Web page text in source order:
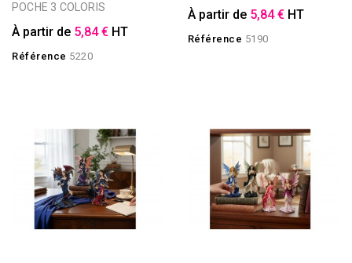
POCHE 3 COLORIS
À partir de 5,84 € HT
Référence 5220
À partir de 5,84 € HT
Référence 5190